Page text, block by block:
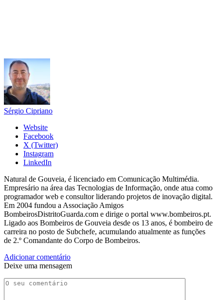
Sérgio Cipriano
Website
Facebook
X (Twitter)
Instagram
LinkedIn
Natural de Gouveia, é licenciado em Comunicação Multimédia.
Empresário na área das Tecnologias de Informação, onde atua como
programador web e consultor liderando projetos de inovação digital.
Em 2004 fundou a Associação Amigos
BombeirosDistritoGuarda.com e dirige o portal www.bombeiros.pt.
Ligado aos Bombeiros de Gouveia desde os 13 anos, é bombeiro de
carreira no posto de Subchefe, acumulando atualmente as funções
de 2.º Comandante do Corpo de Bombeiros.
Adicionar comentário
Deixe uma mensagem